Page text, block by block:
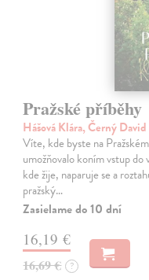
Pražské příběhy
Hášová Klára, Černý
Víte, kde byste na
umožňovalo koním vstup
kde žije, naparuje se a
pražský…
Zasielame do 10 dní
16,19 €
16,69 € ?